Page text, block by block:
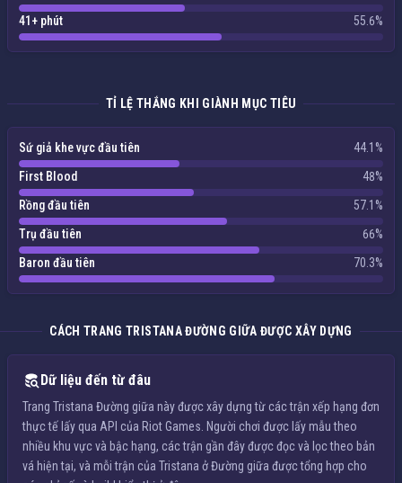
41+ phút
55.6%
TỈ LỆ THẮNG KHI GIÀNH MỤC TIÊU
Sứ giả khe vực đầu tiên
44.1%
First Blood
48%
Rồng đầu tiên
57.1%
Trụ đầu tiên
66%
Baron đầu tiên
70.3%
CÁCH TRANG TRISTANA ĐƯỜNG GIỮA ĐƯỢC XÂY DỰNG
Dữ liệu đến từ đâu
Trang Tristana Đường giữa này được xây dựng từ các trận xếp hạng đơn
thực tế lấy qua API của Riot Games. Người chơi được lấy mẫu theo
nhiều khu vực và bậc hạng, các trận gần đây được đọc và lọc theo bản
vá hiện tại, và mỗi trận của Tristana ở Đường giữa được tổng hợp cho